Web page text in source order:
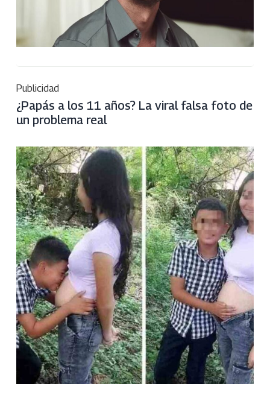
Publicidad
¿Papás a los 11 años? La viral falsa foto de
un problema real